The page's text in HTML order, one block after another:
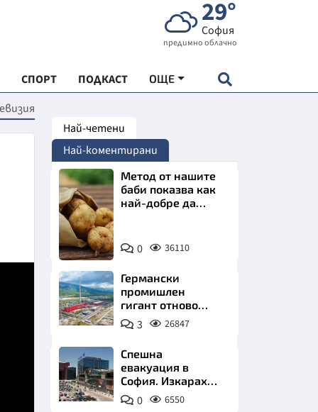
29°
София
предимно облачно
СПОРТ ПОДКАСТ ОЩЕ
"ЧУДЕСАТА НА БЪЛГАРИЯ"
ХРАНА
ИКОНОМИКА
Най-четени
Най-коментирани
Снимка:
Пиксабей
Метод от нашите
баби показва как
най-добре да
0 36110
Германски
промишлен
гигант отново
позлатява наш
град
3 26847
Спешна
евакуация в
София. Изкараха
хиляди на
улицата
0 6550